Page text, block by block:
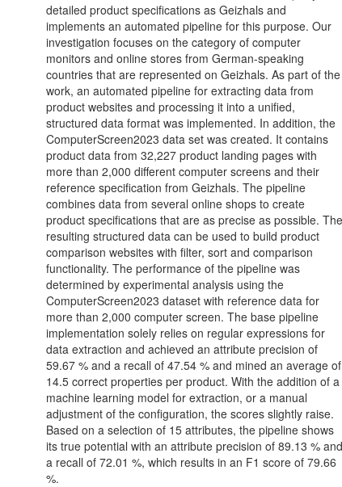
detailed product specifications as Geizhals and
implements an automated pipeline for this purpose. Our
investigation focuses on the category of computer
monitors and online stores from German-speaking
countries that are represented on Geizhals. As part of the
work, an automated pipeline for extracting data from
product websites and processing it into a unified,
structured data format was implemented. In addition, the
ComputerScreen2023 data set was created. It contains
product data from 32,227 product landing pages with
more than 2,000 different computer screens and their
reference specification from Geizhals. The pipeline
combines data from several online shops to create
product specifications that are as precise as possible. The
resulting structured data can be used to build product
comparison websites with filter, sort and comparison
functionality. The performance of the pipeline was
determined by experimental analysis using the
ComputerScreen2023 dataset with reference data for
more than 2,000 computer screen. The base pipeline
implementation solely relies on regular expressions for
data extraction and achieved an attribute precision of
59.67 % and a recall of 47.54 % and mined an average of
14.5 correct properties per product. With the addition of a
machine learning model for extraction, or a manual
adjustment of the configuration, the scores slightly raise.
Based on a selection of 15 attributes, the pipeline shows
its true potential with an attribute precision of 89.13 % and
a recall of 72.01 %, which results in an F1 score of 79.66
%.